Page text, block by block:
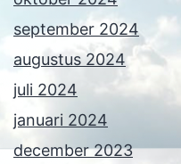
september 2024
augustus 2024
juli 2024
januari 2024
december 2023